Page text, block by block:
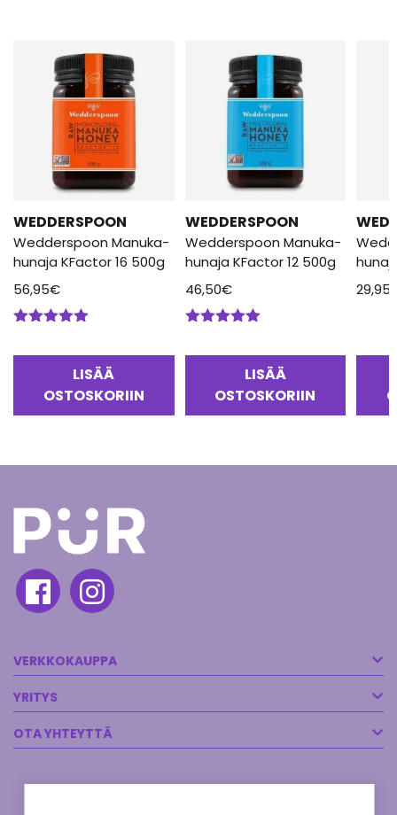
WEDDERSPOON
Wedderspoon Manuka-
hunaja KFactor 16 500g
56,95€
LISÄÄ
OSTOSKORIIN
WEDDERSPOON
Wedderspoon Manuka-
hunaja KFactor 12 500g
46,50€
LISÄÄ
OSTOSKORIIN
29,95
VERKKOKAUPPA
YRITYS
OTA YHTEYTTÄ